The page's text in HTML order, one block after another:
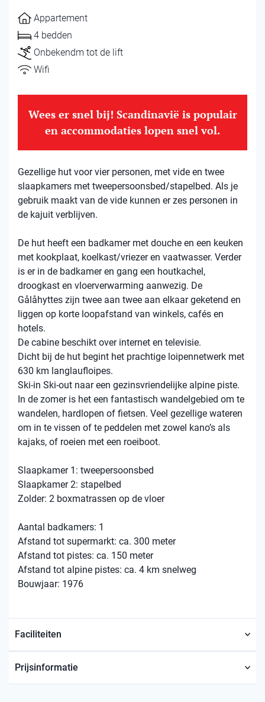
Appartement
4 bedden
Onbekendm tot de lift
Wifi
Wees er snel bij! Scandinavië is populair
en accommodaties lopen snel vol.
Gezellige hut voor vier personen, met vide en twee
slaapkamers met tweepersoonsbed/stapelbed. Als je
gebruik maakt van de vide kunnen er zes personen in
de kajuit verblijven.
De hut heeft een badkamer met douche en een keuken
met kookplaat, koelkast/vriezer en vaatwasser. Verder
is er in de badkamer en gang een houtkachel,
droogkast en vloerverwarming aanwezig. De
Gålåhyttes zijn twee aan twee aan elkaar geketend en
liggen op korte loopafstand van winkels, cafés en
hotels.
De cabine beschikt over internet en televisie.
Dicht bij de hut begint het prachtige loipennetwerk met
630 km langlaufloipes.
Ski-in Ski-out naar een gezinsvriendelijke alpine piste.
In de zomer is het een fantastisch wandelgebied om te
wandelen, hardlopen of fietsen. Veel gezellige wateren
om in te vissen of te peddelen met zowel kano’s als
kajaks, of roeien met een roeiboot.
Slaapkamer 1: tweepersoonsbed
Slaapkamer 2: stapelbed
Zolder: 2 boxmatrassen op de vloer
Aantal badkamers: 1
Afstand tot supermarkt: ca. 300 meter
Afstand tot pistes: ca. 150 meter
Afstand tot alpine pistes: ca. 4 km snelweg
Bouwjaar: 1976
Faciliteiten
Prijsinformatie